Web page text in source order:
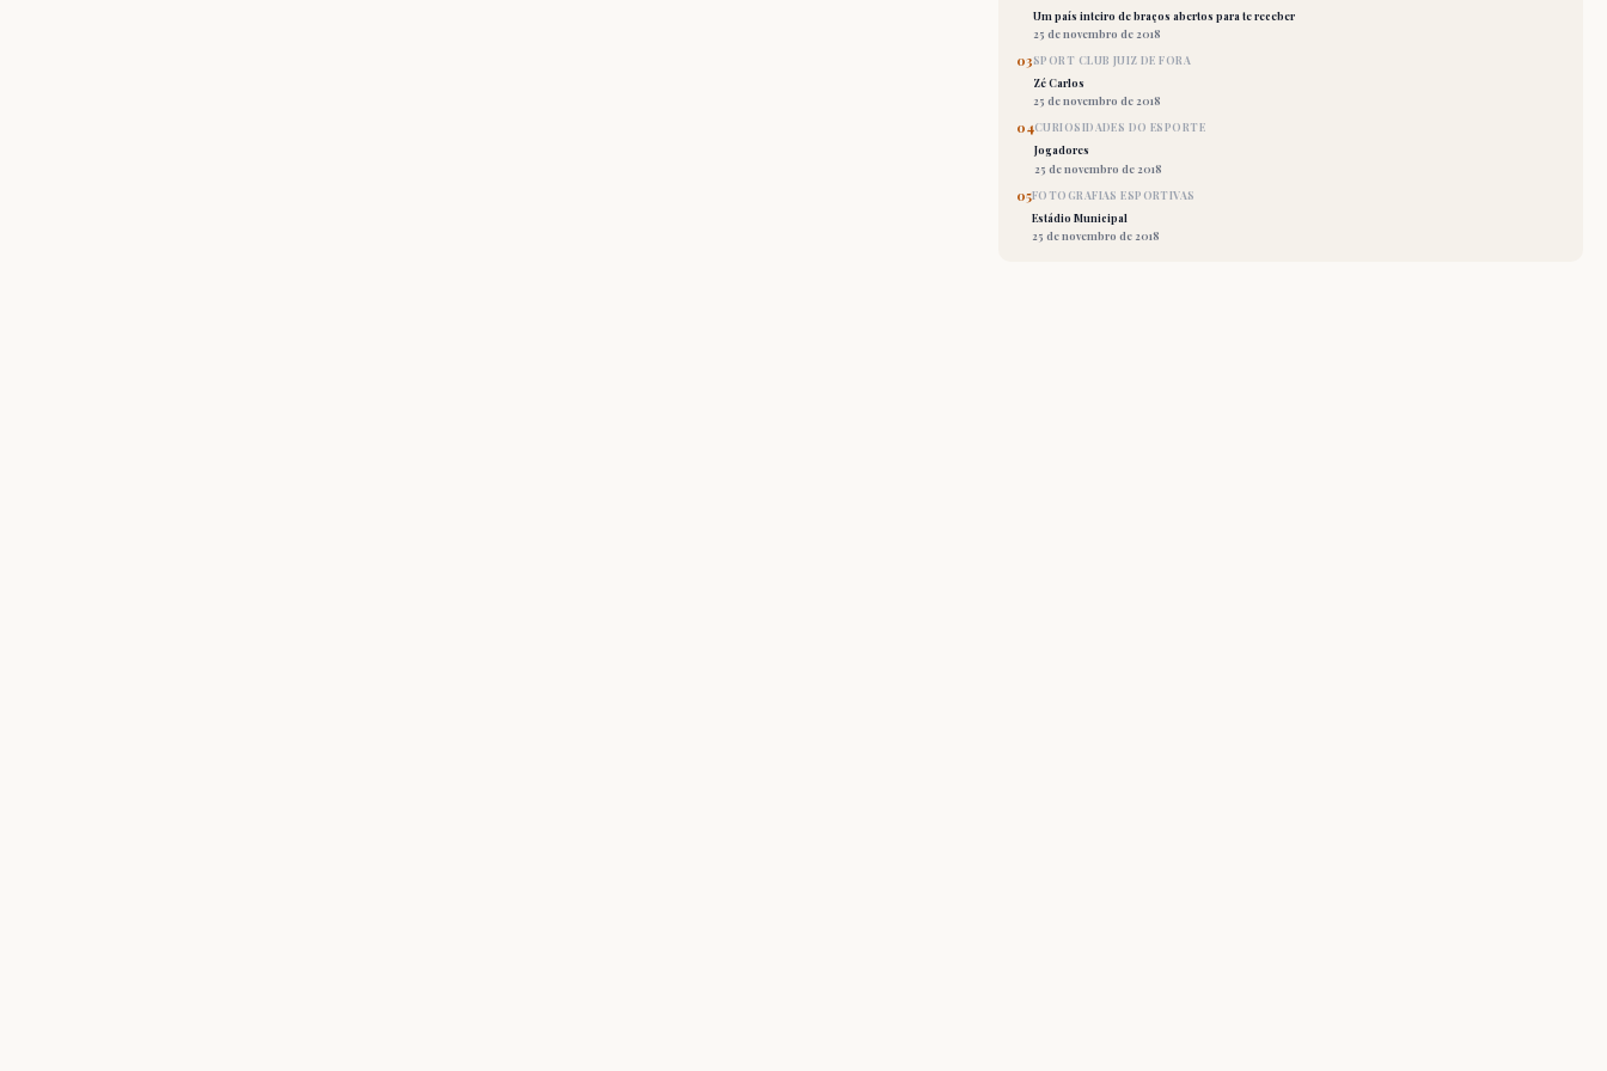
Um país inteiro de braços abertos para te receber
25 de novembro de 2018
03SPORT CLUB JUIZ DE FORA
Zé Carlos
25 de novembro de 2018
04CURIOSIDADES DO ESPORTE
Jogadores
25 de novembro de 2018
05FOTOGRAFIAS ESPORTIVAS
Estádio Municipal
25 de novembro de 2018